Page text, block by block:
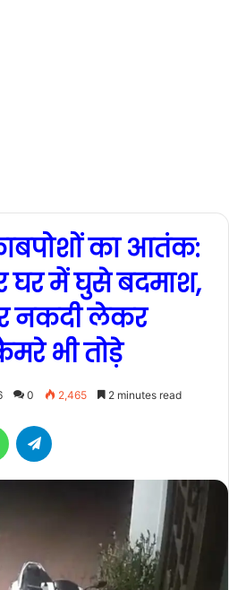
का आतंक:
घर में घुसे बदमाश,
नकदी लेकर
भी तोड़े
0 2,465 2 minutes read